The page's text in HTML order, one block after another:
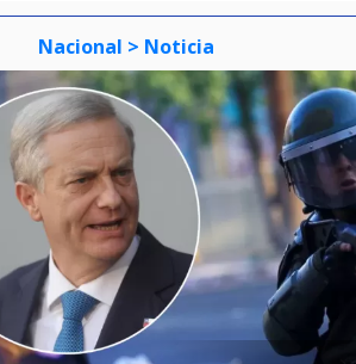
Nacional > Noticia